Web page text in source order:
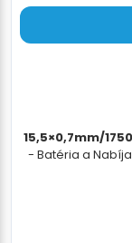
15,5×0,7mm/
- Batéria a
mm -